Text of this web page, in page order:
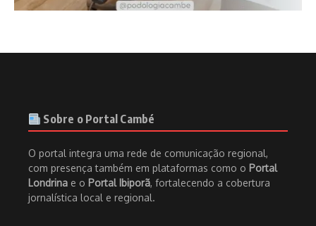
Sobre o Portal Cambé
O portal integra uma rede de comunicação regional,
com presença também em plataformas como o Portal
Londrina e o Portal Ibiporã, fortalecendo a cobertura
jornalística local e regional.